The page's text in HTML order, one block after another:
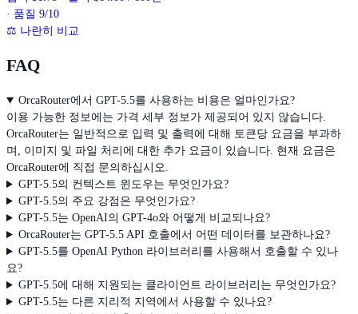
· 품질 9/10
⚖ 나란히 비교
FAQ
OrcaRouter에서 GPT-5.5를 사용하는 비용은 얼마인가요?
이용 가능한 정보에는 가격 세부 정보가 제공되어 있지 않습니다.
OrcaRouter는 일반적으로 입력 및 출력에 대해 토큰당 요금을 부과하
며, 이미지 및 파일 처리에 대한 추가 요금이 있습니다. 현재 요금은
OrcaRouter에 직접 문의하십시오.
GPT-5.5의 컨텍스트 윈도우는 무엇인가요?
GPT-5.5의 주요 강점은 무엇인가요?
GPT-5.5는 OpenAI의 GPT-4o와 어떻게 비교되나요?
OrcaRouter는 GPT-5.5 API 호출에서 어떤 데이터를 보관하나요?
GPT-5.5를 OpenAI Python 라이브러리를 사용해서 호출할 수 있나
요?
GPT-5.5에 대해 지원되는 클라이언트 라이브러리는 무엇인가요?
GPT-5.5는 다른 지리적 지역에서 사용할 수 있나요?